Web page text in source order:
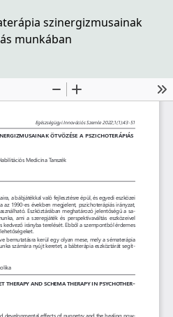
szinergizmusainak
munkában